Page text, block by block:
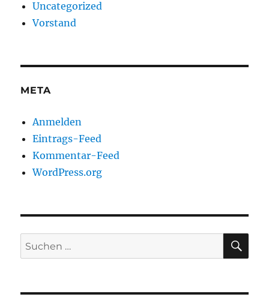
Uncategorized
Vorstand
META
Anmelden
Eintrags-Feed
Kommentar-Feed
WordPress.org
Suchen
nach: